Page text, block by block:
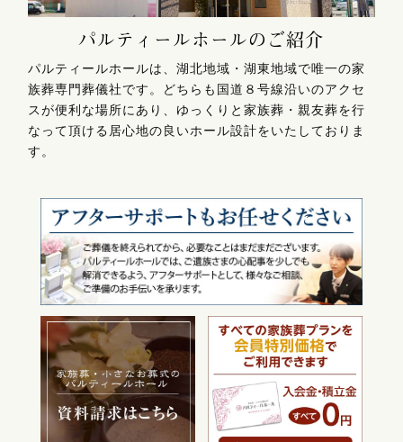
パルティールホールのご紹介
パルティールホールは、湖北地域・湖東地域で唯一の家
族葬専門葬儀社です。どちらも国道８号線沿いのアクセ
スが便利な場所にあり、ゆっくりと家族葬・親友葬を行
なって頂ける居心地の良いホール設計をいたしておりま
す。